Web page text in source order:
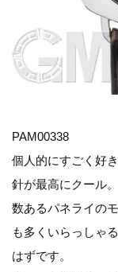
PAM00338
個人的にすごく好
針が最高にクール。
数あるパネライの
も多くいらっしゃる
はずです。